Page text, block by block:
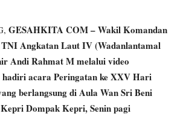
GESAHKITA COM – Wakil Komandan
Angkatan Laut IV (Wadanlantamal
Andi Rahmat M melalui video
hadiri acara Peringatan ke XXV Hari
berlangsung di Aula Wan Sri Beni
Dompak Kepri, Senin pagi